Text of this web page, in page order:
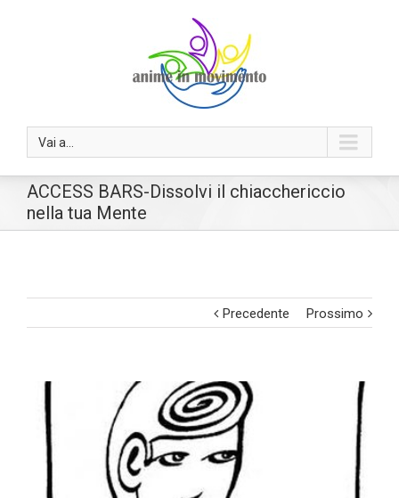
Vai a...
ACCESS BARS-Dissolvi il chiacchericcio
nella tua Mente
Precedente Prossimo